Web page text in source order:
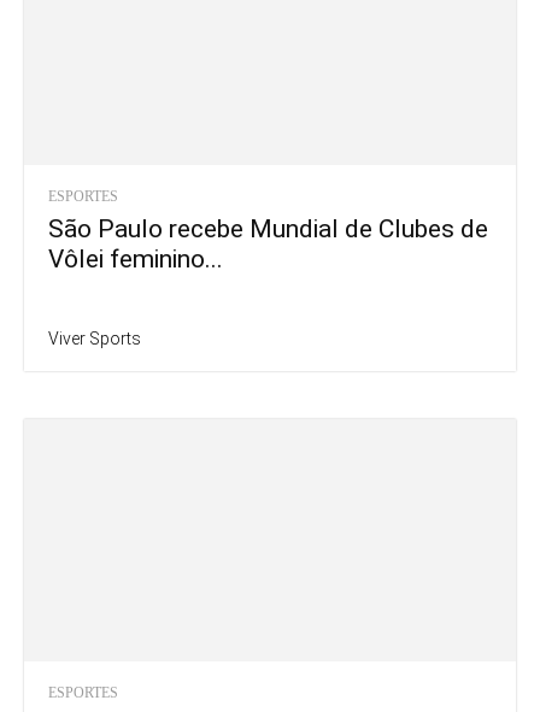
ESPORTES
São Paulo recebe Mundial de Clubes de
Vôlei feminino...
Viver Sports
ESPORTES